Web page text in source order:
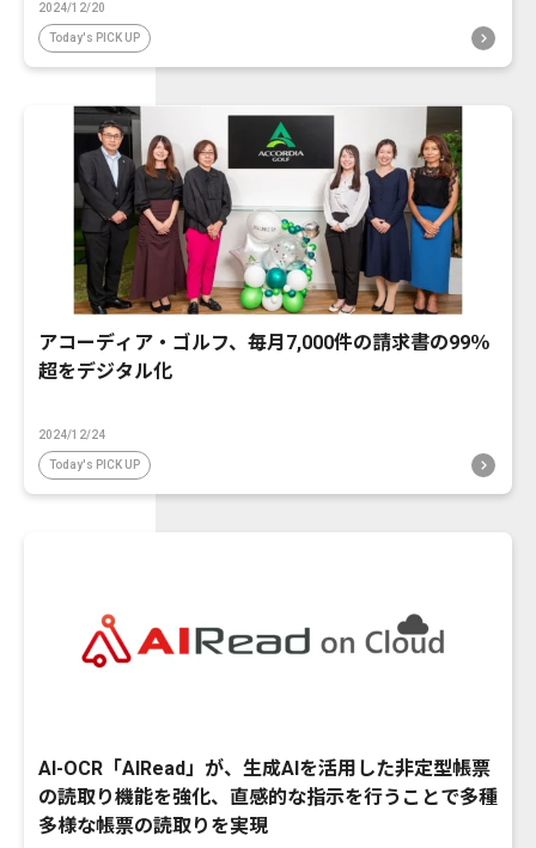
2024/12/20
Today's PICK UP
アコーディア・ゴルフ、毎月7,000件の請求書の99％
超をデジタル化
2024/12/24
Today's PICK UP
AI-OCR「AIRead」が、生成AIを活用した非定型帳票
の読取り機能を強化、直感的な指示を行うことで多種
多様な帳票の読取りを実現